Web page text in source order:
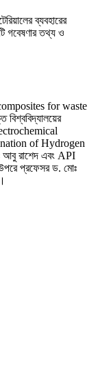
ব্যবহারের
গবেষণার তথ্য ও
for waste
of Hydrogen
আবু রাশেদ এবং API
প্রফেসর ড. মোঃ